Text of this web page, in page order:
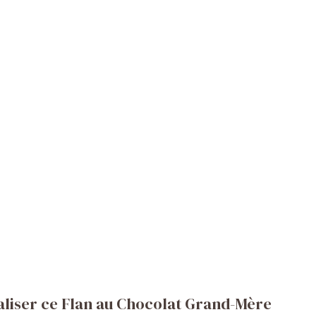
ce Flan au Chocolat Grand-Mère